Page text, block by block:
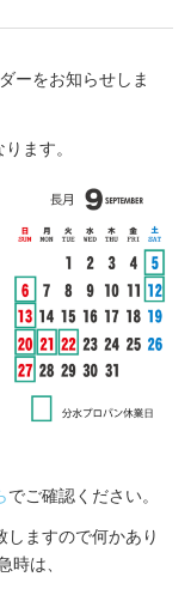
ーをお知らせしま
ます。
でご確認ください。
ますので何かあり
は、